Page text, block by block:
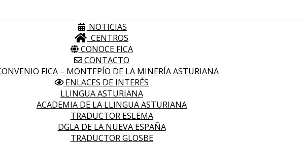
NOTICIAS
CENTROS
CONOCE FICA
CONTACTO
FICA – MONTEPÍO DE LA MINERÍA ASTURIANA
ENLACES DE INTERÉS
LLINGUA ASTURIANA
ACADEMIA DE LA LLINGUA ASTURIANA
TRADUCTOR ESLEMA
DGLA DE LA NUEVA ESPAÑA
TRADUCTOR GLOSBE